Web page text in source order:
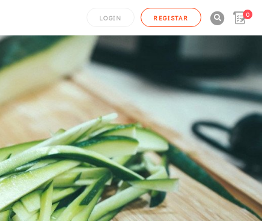
LOGIN REGISTAR 0